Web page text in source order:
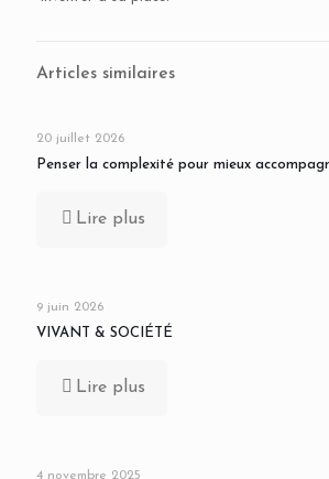
Articles similaires
20 juillet 2026
Penser la complexité pour mieux
Lire plus
9 juin 2026
VIVANT & SOCIÉTÉ
Lire plus
4 novembre 2025